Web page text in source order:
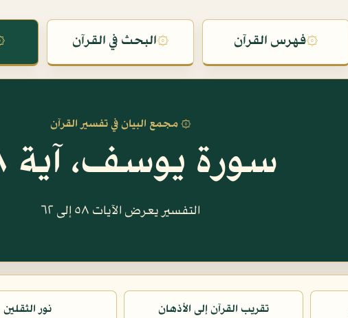
۞فهرس القرآن ۞البحث في القرآن
۞ مجمع البيان في تفسير القرآن
سورة يوسف، آية ٥٨
التفسير يعرض الآيات ٥٨ إلى ٦٢
تقريب القرآن إلى الأذهان نور الثقلين